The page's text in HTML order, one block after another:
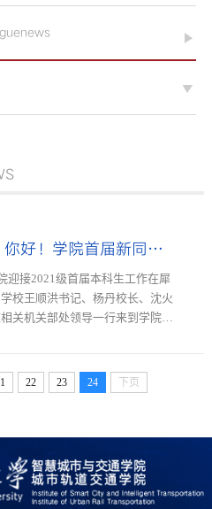
【小智来了】你好！学院首届新同学！
迎接2021级首届本科生工作在犀
校王顺洪书记、杨丹校长、沈火
关机关部处领导一行来到学院迎
长何正友...
22 23 24 下页